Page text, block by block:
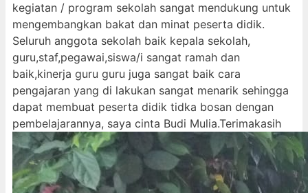
kegiatan / program sekolah sangat mendukung untuk
mengembangkan bakat dan minat peserta didik.
Seluruh anggota sekolah baik kepala sekolah,
guru,staf,pegawai,siswa/i sangat ramah dan
baik,kinerja guru guru juga sangat baik cara
pengajaran yang di lakukan sangat menarik sehingga
dapat membuat peserta didik tidka bosan dengan
pembelajarannya, saya cinta Budi Mulia.Terimakasih